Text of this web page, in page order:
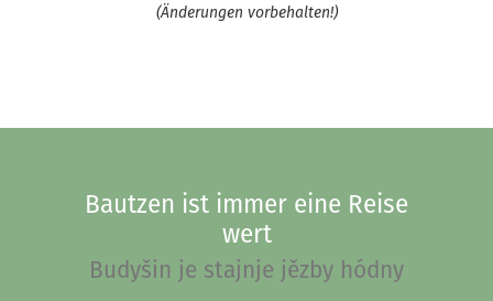
(Änderungen vorbehalten!)
Bautzen ist immer eine Reise
wert
Budyšin je stajnje jězby hódny